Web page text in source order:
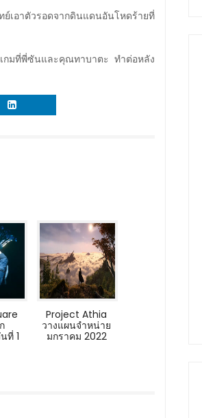
ย์เอาตัวรอดจากดินแดนอันโหดร้ายที่
มที่พี่ซันและคุณทาบาตะ ทำต่อหลัง
ที่ 1
Project Athia
วางแผนจำหน่าย
มกราคม 2022